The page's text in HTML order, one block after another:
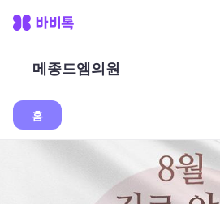
메종드엠의원
홈